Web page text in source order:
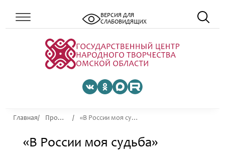
ВЕРСИЯ ДЛЯ
СЛАБОВИДЯЩИХ
Главная Проекты «В России моя судьба»
«В России моя судьба»